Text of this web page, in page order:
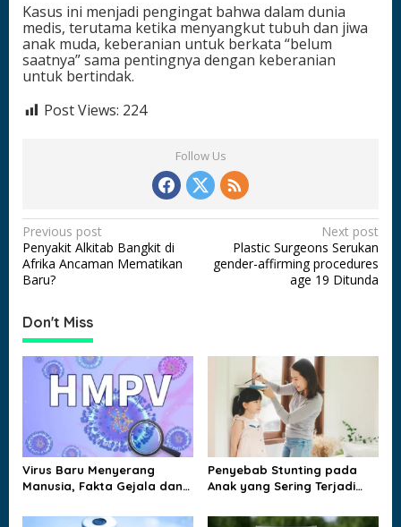
Kasus ini menjadi pengingat bahwa dalam dunia
medis, terutama ketika menyangkut tubuh dan jiwa
anak muda, keberanian untuk berkata “belum
saatnya” sama pentingnya dengan keberanian
untuk bertindak.
Post Views: 224
Follow Us
P
o
s
t
n
a
g
a
t
i
Previous post
Penyakit Alkitab Bangkit di
Afrika Ancaman Mematikan
Baru?
Next post
Plastic Surgeons Serukan
gender-affirming procedures
age 19 Ditunda
Don't Miss
Virus Baru Menyerang
Manusia, Fakta Gejala dan
Penyebab Stunting pada
Anak yang Sering Terjadi
Keluarga